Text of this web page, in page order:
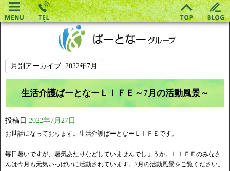
月別アーカイブ: 2022年7月
生活介護ぱーとなーＬＩＦＥ～7月の活動風景～
投稿日 2022年7月27日
お世話になっております。生活介護ぱーとなーＬＩＦＥです。
毎日暑いですが、暑気あたりなどしていませんでしょうか。ＬＩＦＥのみなさ
んは今月も元気いっぱいに活動されています。7月の活動風景をご覧ください。